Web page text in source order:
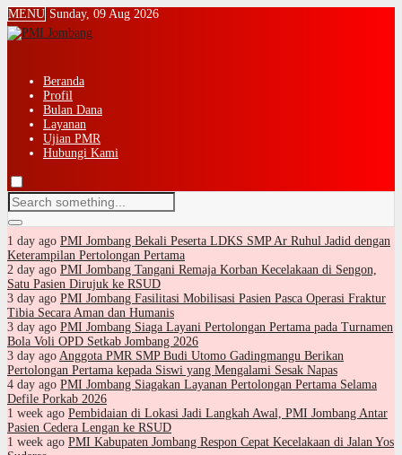
MENU Sunday, 09 Aug 2026
Beranda
Profil
Bulan Dana
Layanan
Ujian PMR
Hubungi Kami
1 day ago PMI Jombang Bekali Peserta LDKS SMP Ar Ruhul Jadid dengan
Keterampilan Pertolongan Pertama
2 day ago PMI Jombang Tangani Remaja Korban Kecelakaan di Sengon,
Satu Pasien Dirujuk ke RSUD
3 day ago PMI Jombang Fasilitasi Mobilisasi Pasien Pasca Operasi Fraktur
Tibia Secara Aman dan Humanis
3 day ago PMI Jombang Siaga Layani Pertolongan Pertama pada Turnamen
Bola Voli OPD Setkab Jombang 2026
3 day ago Anggota PMR SMP Budi Utomo Gadingmangu Berikan
Pertolongan Pertama kepada Siswi yang Mengalami Sesak Napas
4 day ago PMI Jombang Siagakan Layanan Pertolongan Pertama Selama
Defile Porkab 2026
1 week ago Pembidaian di Lokasi Jadi Langkah Awal, PMI Jombang Antar
Pasien Cedera Lengan ke RSUD
1 week ago PMI Kabupaten Jombang Respon Cepat Kecelakaan di Jalan Yos